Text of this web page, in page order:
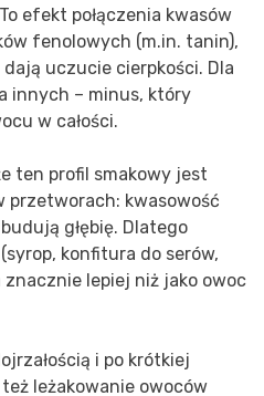
efekt połączenia kwasów
fenolowych (m.in. tanin),
uczucie cierpkości. Dla
innych – minus, który
w całości.
ten profil smakowy jest
przetworach: kwasowość
głębię. Dlatego
konfitura do serów,
lepiej niż jako owoc
i po krótkiej
leżakowanie owoców